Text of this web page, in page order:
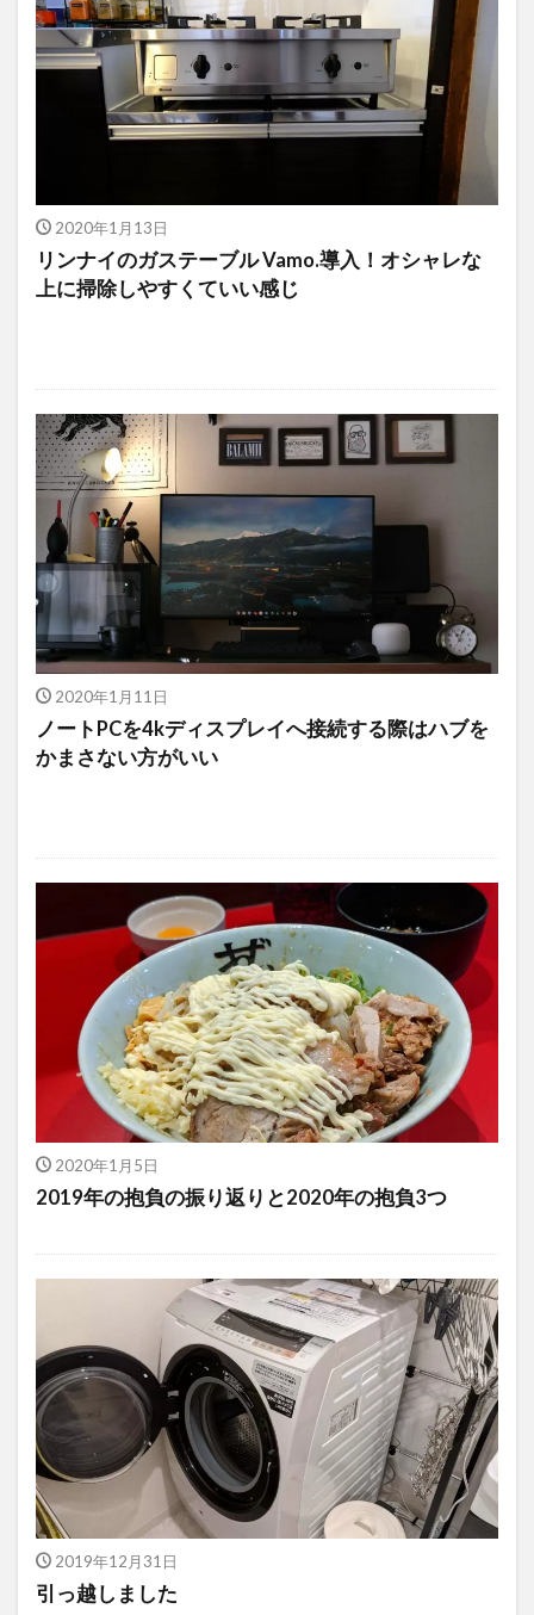
2020年1月13日
リンナイのガステーブル Vamo.導入！オシャレな
上に掃除しやすくていい感じ
2020年1月11日
ノートPCを4kディスプレイへ接続する際はハブを
かまさない方がいい
2020年1月5日
2019年の抱負の振り返りと2020年の抱負3つ
2019年12月31日
引っ越しました